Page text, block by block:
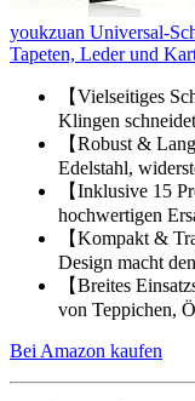
youkzuan Universal-
Tapeten, Leder und
【Vielseitiges
Klingen
【Robust &
Edelstahl,
【Inklusive 15
hochwertigen
【Kompakt &
Design macht
【Breites
von Teppichen,
Bei Amazon kaufen